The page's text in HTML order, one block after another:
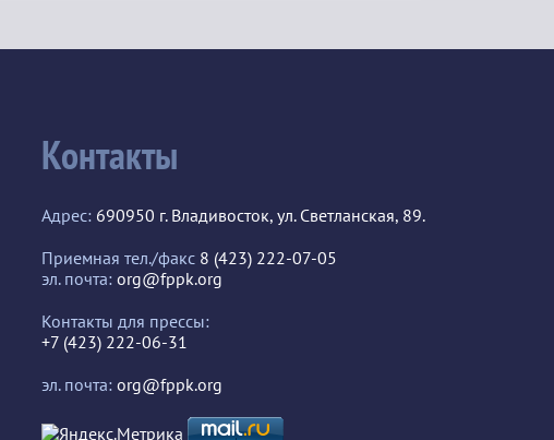
Контакты
Адрес: 690950 г. Владивосток, ул. Светланская, 89.
Приемная тел./факс 8 (423) 222-07-05
эл. почта: org@fppk.org
Контакты для прессы:
+7 (423) 222-06-31
эл. почта: org@fppk.org